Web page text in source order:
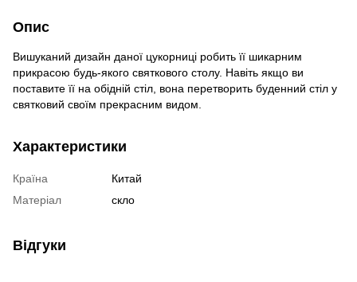
Опис
Вишуканий дизайн даної цукорниці робить її шикарним
прикрасою будь-якого святкового столу. Навіть якщо ви
поставите її на обідній стіл, вона перетворить буденний стіл у
святковий своїм прекрасним видом.
Характеристики
Країна
Китай
Матеріал
скло
Відгуки